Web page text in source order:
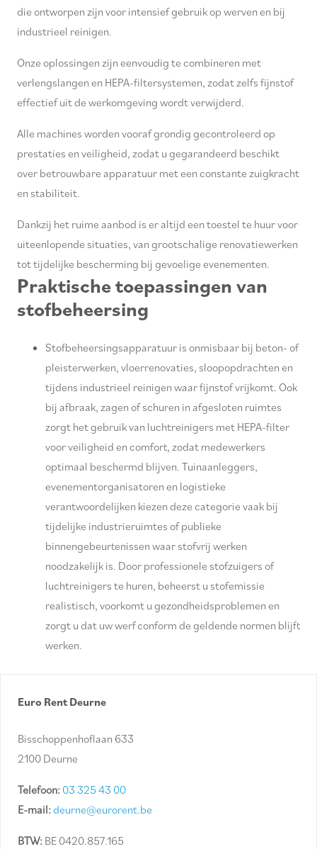
die ontworpen zijn voor intensief gebruik op werven en bij
industrieel reinigen.
Onze oplossingen zijn eenvoudig te combineren met
verlengslangen en HEPA-filtersystemen, zodat zelfs fijnstof
effectief uit de werkomgeving wordt verwijderd.
Alle machines worden vooraf grondig gecontroleerd op
prestaties en veiligheid, zodat u gegarandeerd beschikt
over betrouwbare apparatuur met een constante zuigkracht
en stabiliteit.
Dankzij het ruime aanbod is er altijd een toestel te huur voor
uiteenlopende situaties, van grootschalige renovatiewerken
tot tijdelijke bescherming bij gevoelige evenementen.
Praktische toepassingen van
stofbeheersing
Stofbeheersingsapparatuur is onmisbaar bij beton- of
pleisterwerken, vloerrenovaties, sloopopdrachten en
tijdens industrieel reinigen waar fijnstof vrijkomt. Ook
bij afbraak, zagen of schuren in afgesloten ruimtes
zorgt het gebruik van luchtreinigers met HEPA-filter
voor veiligheid en comfort, zodat medewerkers
optimaal beschermd blijven. Tuinaanleggers,
evenementorganisatoren en logistieke
verantwoordelijken kiezen deze categorie vaak bij
tijdelijke industrieruimtes of publieke
binnengebeurtenissen waar stofvrij werken
noodzakelijk is. Door professionele stofzuigers of
luchtreinigers te huren, beheerst u stofemissie
realistisch, voorkomt u gezondheidsproblemen en
zorgt u dat uw werf conform de geldende normen blijft
werken.
Euro Rent Deurne
Bisschoppenhoflaan 633
2100 Deurne
Telefoon: 03 325 43 00
E-mail: deurne@eurorent.be
BTW: BE 0420.857.165